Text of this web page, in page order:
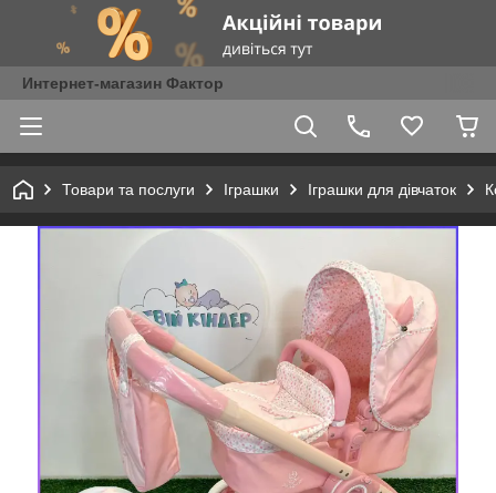
Интернет-магазин Фактор
Товари та послуги Іграшки Іграшки для дівчаток